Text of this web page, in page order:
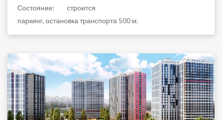
Состояние:
строится
паркинг, остановка транспорта 500 м.